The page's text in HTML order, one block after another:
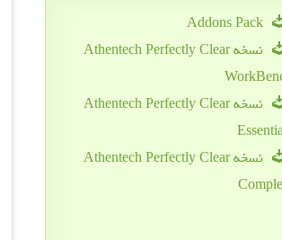
Addons Pack
نسخه Athentech Perfectly Clear
نسخه Athentech Perfectly Clear
نسخه Athentech Perfectly Clear